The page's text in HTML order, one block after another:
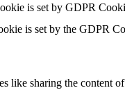
is set by GDPR
is set by the GDPR
like sharing the content